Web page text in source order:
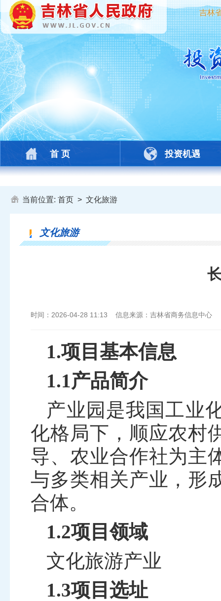
吉林
首 页 投资机遇
当前位置: 首页 > 文化旅游
文化旅游
时间：2026-04-28 11:13 信息来源：吉林省商务信息中心
1.项目基本信息
1.1产品简介
产业园是我国工业
化格局下，顺应农村
导、农业合作社为主
与多类相关产业，形
合体。
1.2项目领域
文化旅游产业
1.3项目选址